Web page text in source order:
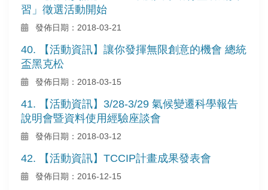
習」徵選活動開始
發佈日期：2018-03-21
40. 【活動資訊】讓你發揮無限創意的機會 總統
盃黑克松
發佈日期：2018-03-15
41. 【活動資訊】3/28-3/29 氣候變遷科學報告
說明會暨資料使用經驗座談會
發佈日期：2018-03-12
42. 【活動資訊】TCCIP計畫成果發表會
發佈日期：2016-12-15